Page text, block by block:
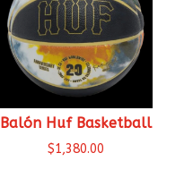
Balón Huf Basketball
$1,380.00